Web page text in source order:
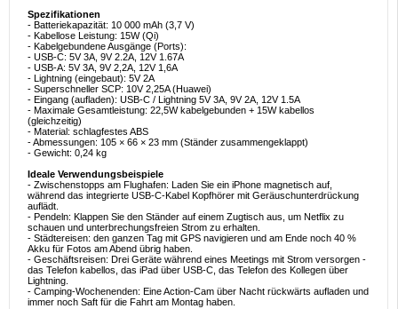
Spezifikationen
- Batteriekapazität: 10 000 mAh (3,7 V)
- Kabellose Leistung: 15W (Qi)
- Kabelgebundene Ausgänge (Ports):
- USB-C: 5V 3A, 9V 2.2A, 12V 1.67A
- USB-A: 5V 3A, 9V 2,2A, 12V 1,6A
- Lightning (eingebaut): 5V 2A
- Superschneller SCP: 10V 2,25A (Huawei)
- Eingang (aufladen): USB-C / Lightning 5V 3A, 9V 2A, 12V 1.5A
- Maximale Gesamtleistung: 22,5W kabelgebunden + 15W kabellos
(gleichzeitig)
- Material: schlagfestes ABS
- Abmessungen: 105 × 66 × 23 mm (Ständer zusammengeklappt)
- Gewicht: 0,24 kg
Ideale Verwendungsbeispiele
- Zwischenstopps am Flughafen: Laden Sie ein iPhone magnetisch auf,
während das integrierte USB-C-Kabel Kopfhörer mit Geräuschunterdrückung
auflädt.
- Pendeln: Klappen Sie den Ständer auf einem Zugtisch aus, um Netflix zu
schauen und unterbrechungsfreien Strom zu erhalten.
- Städtereisen: den ganzen Tag mit GPS navigieren und am Ende noch 40 %
Akku für Fotos am Abend übrig haben.
- Geschäftsreisen: Drei Geräte während eines Meetings mit Strom versorgen -
das Telefon kabellos, das iPad über USB-C, das Telefon des Kollegen über
Lightning.
- Camping-Wochenenden: Eine Action-Cam über Nacht rückwärts aufladen und
immer noch Saft für die Fahrt am Montag haben.